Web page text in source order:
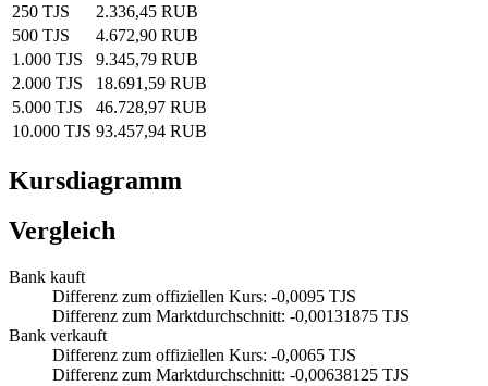
250 TJS
2.336,45 RUB
500 TJS
4.672,90 RUB
1.000 TJS
9.345,79 RUB
2.000 TJS
18.691,59 RUB
5.000 TJS
46.728,97 RUB
10.000 TJS 93.457,94 RUB
Kursdiagramm
Vergleich
Bank kauft
Differenz zum offiziellen Kurs: -0,0095 TJS
Differenz zum Marktdurchschnitt: -0,00131875 TJS
Bank verkauft
Differenz zum offiziellen Kurs: -0,0065 TJS
Differenz zum Marktdurchschnitt: -0,00638125 TJS